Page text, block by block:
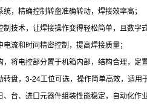
，精确控制转盘准确转动，焊接效率高；
技术，让焊接操作变得轻松简单，且数字
流和时间精密控制，提高焊接质量；
将电控部分置于机箱内部，结构合理，定置
盘，3-24工位可选，操作简单高效，适用
台、进口元器件组装性能稳定，自动化作